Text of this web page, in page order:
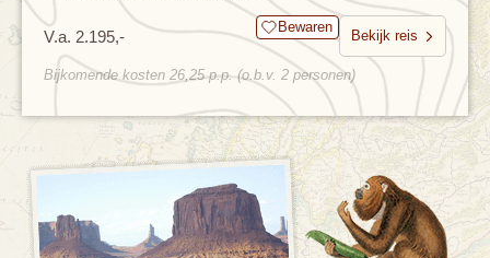
V.a. 2.195,- Bewaren
Bekijk reis
Bijkomende kosten 26,25 p.p. (o.b.v. 2 personen)